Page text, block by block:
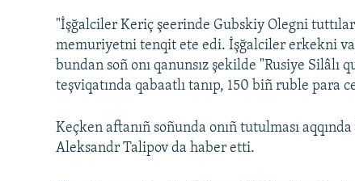
"İşğalciler Keriç şeerinde Gubskiy Olegni
memuriyetni tenqit ete edi. İşğalciler erkekni
bundan soñ onı qanunsız şekilde "Rusiye
teşviqatında qabaatlı tanıp, 150 biñ ruble para
Keçken aftanıñ soñunda onıñ tutulması
Aleksandr Talipov da haber etti.